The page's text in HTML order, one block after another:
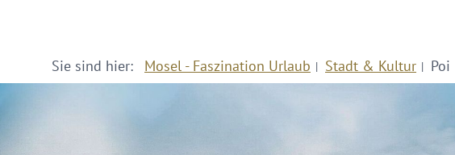
Sie sind hier: Mosel - Faszination Urlaub Stadt & Kultur Poi